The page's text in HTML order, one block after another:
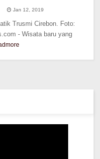
Jan 12, 2019
Trusmi Cirebon. Foto:
- Wisata baru yang